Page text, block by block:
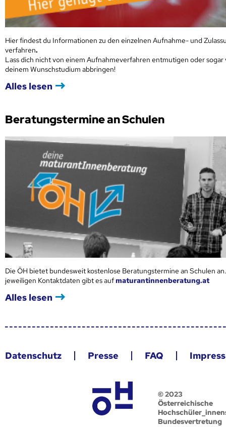
Hier findest du Informationen zu den einzelnen Aufnahme- und
verfahren.
Lass dich nicht von einem Aufnahmeverfahren entmutigen oder sogar
deinem Wunschstudium abbringen!
Alles lesen
Beratungstermine an Schulen
Die ÖH bietet bundesweit kostenlose Beratungstermine an Schulen
jeweiligen Kontaktdaten gibt es aufmaturantinnenberatung.at
Alles lesen
Datenschutz Presse FAQ
© 2023
Österreichische
Bundesvertretung